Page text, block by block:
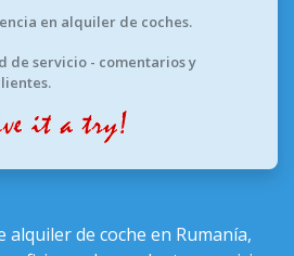
en alquiler de coches.
de servicio - comentarios y
alquiler de coche en Rumanía,